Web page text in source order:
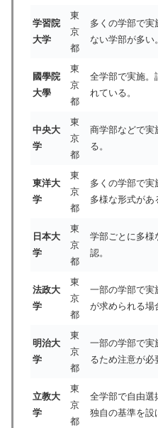
学習院
大学
東
京
都
多くの学部で実
ない学部が多い。
國學院
大學
東
京
都
全学部で実施。
れている。
中央大
学
東
京
都
商学部などで実
る。
東洋大
学
東
京
都
多くの学部で実
多様な形式があ
日本大
学
東
京
都
学部ごとに多様
認。
法政大
学
東
京
都
一部の学部で実
が求められる場
明治大
学
東
京
都
一部の学部で実
るため注意が必
立教大
学
東
京
都
全学部で自由選
独自の基準を設